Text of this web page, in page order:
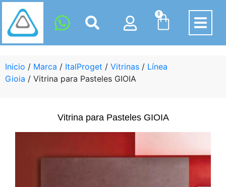
0
Inicio / Marca / ItalProget / Vitrinas / Línea
Gioia / Vitrina para Pasteles GIOIA
Vitrina para Pasteles GIOIA